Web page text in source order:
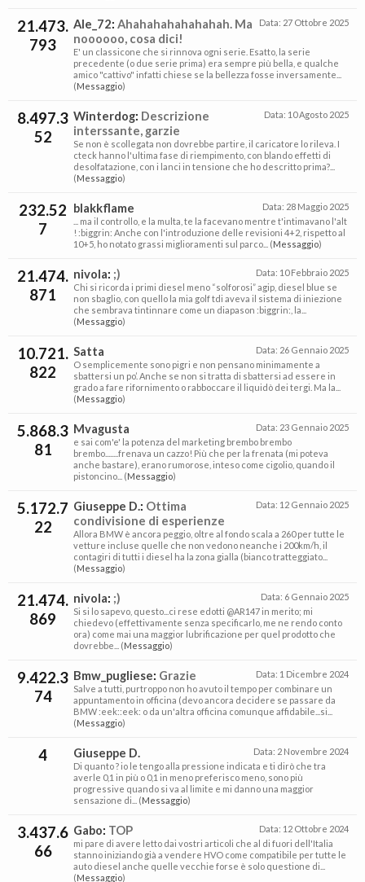
21.473.
793
Data: 27 Ottobre 2025
Ale_72: Ahahahahahahahah. Ma
noooooo, cosa dici!
E' un classicone che si rinnova ogni serie. Esatto, la serie
precedente (o due serie prima) era sempre più bella, e qualche
amico "cattivo" infatti chiese se la bellezza fosse inversamente...
(Messaggio)
8.497.3
52
Data: 10 Agosto 2025
Winterdog: Descrizione
interssante, garzie
Se non è scollegata non dovrebbe partire, il caricatore lo rileva. I
cteck hanno l'ultima fase di riempimento, con blando effetti di
desolfatazione, con i lanci in tensione che ho descritto prima?...
(Messaggio)
232.52
7
Data: 28 Maggio 2025
blakkflame
... ma il controllo, e la multa, te la facevano mentre t'intimavano l'alt
! :biggrin: Anche con l'introduzione delle revisioni 4+2, rispetto al
10+5, ho notato grassi miglioramenti sul parco... (Messaggio)
21.474.
871
Data: 10 Febbraio 2025
nivola: ;)
Chi si ricorda i primi diesel meno “solforosi” agip, diesel blue se
non sbaglio, con quello la mia golf tdi aveva il sistema di iniezione
che sembrava tintinnare come un diapason :biggrin:, la...
(Messaggio)
10.721.
822
Data: 26 Gennaio 2025
Satta
O semplicemente sono pigri e non pensano minimamente a
sbattersi un po’. Anche se non si tratta di sbattersi ad essere in
grado a fare rifornimento o rabboccare il liquidò dei tergi. Ma la...
(Messaggio)
5.868.3
81
Data: 23 Gennaio 2025
Mvagusta
e sai com'e' la potenza del marketing brembo brembo
brembo........frenava un cazzo! Più che per la frenata (mi poteva
anche bastare), erano rumorose, inteso come cigolio, quando il
pistoncino... (Messaggio)
5.172.7
22
Data: 12 Gennaio 2025
Giuseppe D.: Ottima
condivisione di esperienze
Allora BMW è ancora peggio, oltre al fondo scala a 260 per tutte le
vetture incluse quelle che non vedono neanche i 200km/h, il
contagiri di tutti i diesel ha la zona gialla (bianco tratteggiato...
(Messaggio)
21.474.
869
Data: 6 Gennaio 2025
nivola: ;)
Si si lo sapevo, questo...ci rese edotti @AR147 in merito; mi
chiedevo (effettivamente senza specificarlo, me ne rendo conto
ora) come mai una maggior lubrificazione per quel prodotto che
dovrebbe... (Messaggio)
9.422.3
74
Data: 1 Dicembre 2024
Bmw_pugliese: Grazie
Salve a tutti, purtroppo non ho avuto il tempo per combinare un
appuntamento in officina (devo ancora decidere se passare da
BMW :eek::eek: o da un'altra officina comunque affidabile...si...
(Messaggio)
4 Data: 2 Novembre 2024
Giuseppe D.
Di quanto ? io le tengo alla pressione indicata e ti dirò che tra
averle 0,1 in più o 0,1 in meno preferisco meno, sono più
progressive quando si va al limite e mi danno una maggior
sensazione di... (Messaggio)
3.437.6
66
Data: 12 Ottobre 2024
Gabo: TOP
mi pare di avere letto dai vostri articoli che al di fuori dell'Italia
stanno iniziando già a vendere HVO come compatibile per tutte le
auto diesel anche quelle vecchie forse è solo questione di...
(Messaggio)